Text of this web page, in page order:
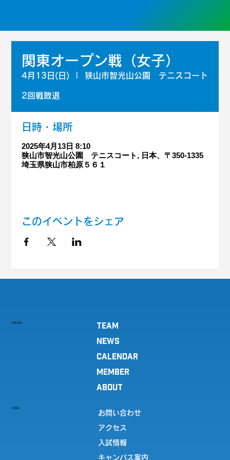
関東オープン戦（女子）
4月13日(日) 狭山市智光山公園 テニスコート
2回戦敗退
日時・場所
2025年4月13日 8:10
狭山市智光山公園 テニスコート, 日本、〒350-1335
埼玉県狭山市柏原５６１
このイベントをシェア
MENU
TEAM
NEWS
CALENDAR
MEMBER
ABOUT
LINK
お問い合わせ
アクセス
入試情報
キャンパス案内